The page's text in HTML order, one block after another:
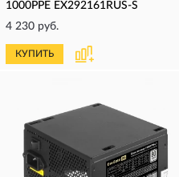
1000PPE EX292161RUS-S
4 230 руб.
КУПИТЬ